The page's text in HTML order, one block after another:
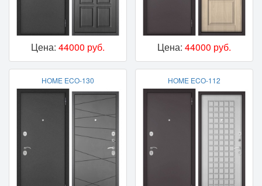
Цена: 44000 руб. Цена: 44000 руб.
HOME ECO-130 HOME ECO-112